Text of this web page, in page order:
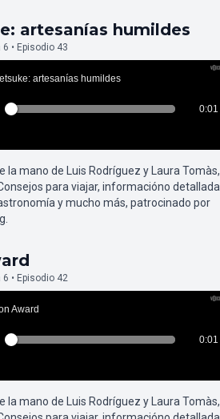
artesanías humildes
• Episodio 43
la mano de Luis Rodríguez y Laura Tomàs,
para viajar, informacióno detallada
y mucho más, patrocinado por
• Episodio 42
la mano de Luis Rodríguez y Laura Tomàs,